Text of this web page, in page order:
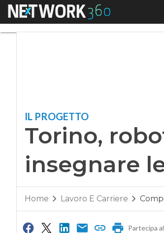
Menu
IL PROGETTO
Torino,
insegnare
Home Lavoro E Carriere
Partecipa